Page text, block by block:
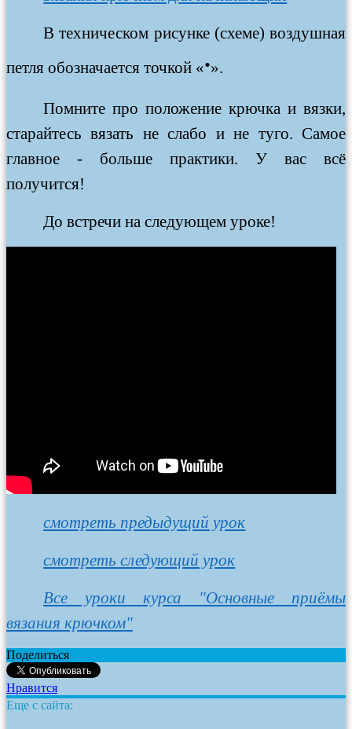
В техническом рисунке (схеме) воздушная
петля обозначается точкой «∙».
Помните про положение крючка и вязки,
старайтесь вязать не слабо и не туго. Самое
главное - больше практики. У вас всё
получится!
До встречи на следующем уроке!
смотреть предыдущий урок
смотреть следующий урок
Все уроки курса "Основные приёмы
вязания крючком"
Поделиться
Нравится
Еще с сайта: